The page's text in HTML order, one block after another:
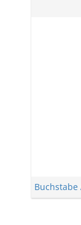
Buchstabe